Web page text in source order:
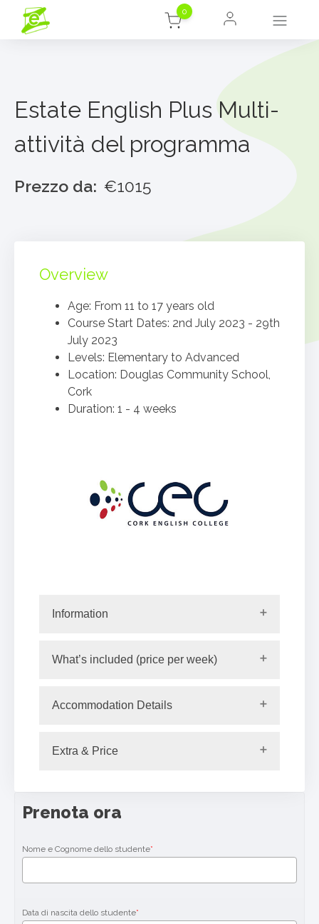
0
Estate English Plus Multi-
attività del programma
Prezzo da: €1015
Overview
Age: From 11 to 17 years old
Course Start Dates: 2nd July 2023 - 29th
July 2023
Levels: Elementary to Advanced
Location: Douglas Community School,
Cork
Duration: 1 - 4 weeks
Information
What’s included (price per week)
Accommodation Details
Extra & Price
Prenota ora
Nome e Cognome dello studente*
Data di nascita dello studente*